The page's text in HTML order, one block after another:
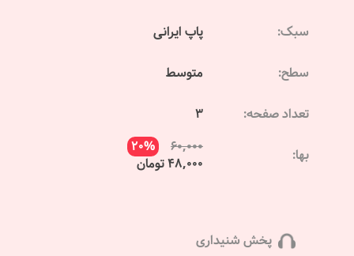
سبک: پاپ ایرانی
سطح: متوسط
تعداد صفحه: 3
بها: 60,000
20%
48,000 تومان
پخش شنیداری